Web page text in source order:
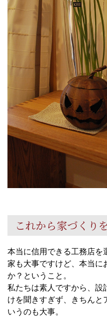
これから家づくり
本当に信用できる工務店を
家も大事ですけど、本当に
か？ということ。
私たちは素人ですから、設
けを聞きすぎず、きちんと
いうのも大事。